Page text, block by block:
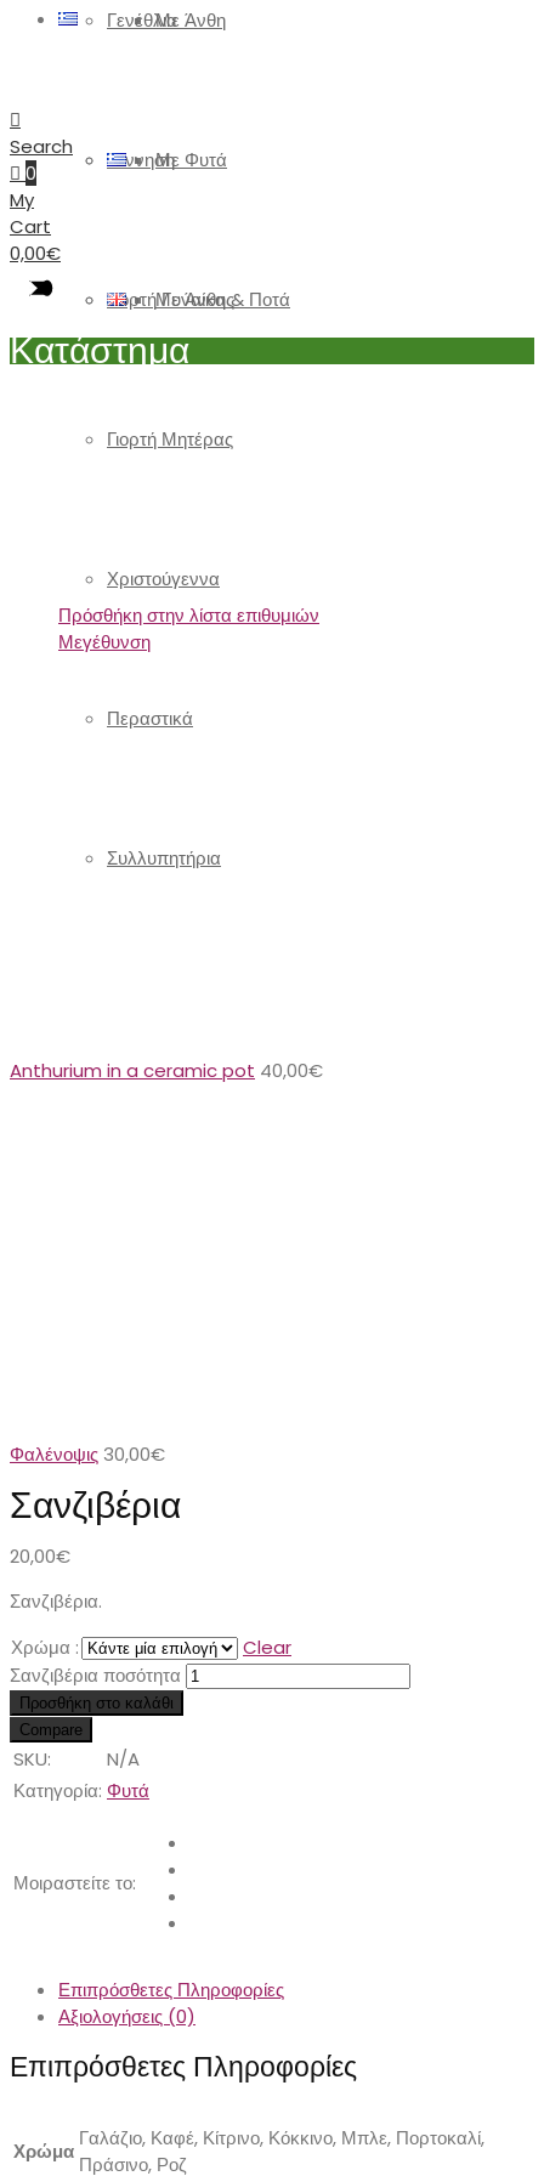
Με Άνθη
Με Φυτά
Με Άνθη & Ποτά
Γενέθλια
Γέννηση
Γιορτή Γυναίκας
Γιορτή Μητέρας
Χριστούγεννα
Περαστικά
Συλλυπητήρια
Search
0
My
Cart
0,00€
Κατάστημα
Πρόσθήκη στην λίστα επιθυμιών
Μεγέθυνση
Anthurium in a ceramic pot 40,00€
Φαλένοψις 30,00€
Σανζιβέρια
20,00€
Σανζιβέρια.
Χρώμα :
Clear
Σανζιβέρια ποσότητα
Προσθήκη στο καλάθι
Compare
SKU:
N/A
Κατηγορία: Φυτά
Μοιραστείτε το:
Επιπρόσθετες Πληροφορίες
Αξιολογήσεις (0)
Επιπρόσθετες Πληροφορίες
Χρώμα
Γαλάζιο, Καφέ, Κίτρινο, Κόκκινο, Μπλε, Πορτοκαλί,
Πράσινο, Ροζ